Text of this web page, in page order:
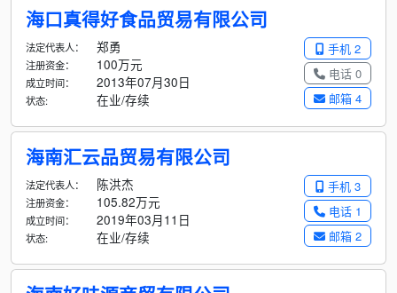
海口真得好食品贸易有限公司
手机 2
电话 0
邮箱 4
法定代表人： 郑勇
注册资金： 100万元
成立时间： 2013年07月30日
状态: 在业/存续
海南汇云品贸易有限公司
手机 3
电话 1
邮箱 2
法定代表人： 陈洪杰
注册资金： 105.82万元
成立时间： 2019年03月11日
状态: 在业/存续